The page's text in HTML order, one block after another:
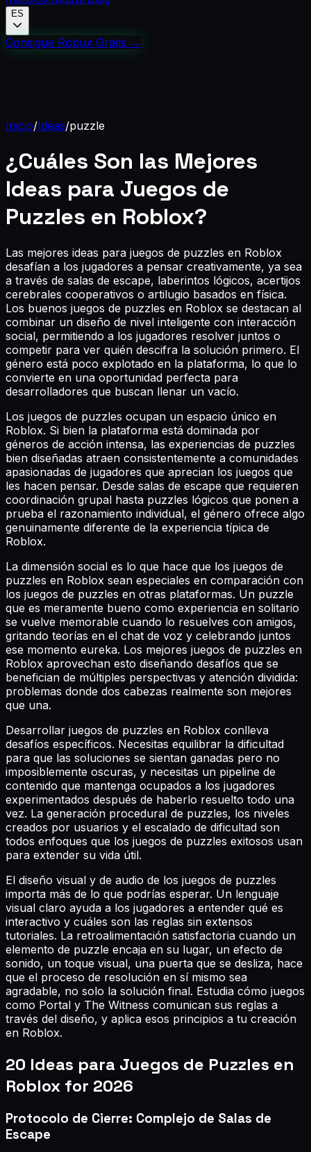
ES
Consigue Robux Gratis →
Inicio/Ideas/puzzle
¿Cuáles Son las Mejores
Ideas para Juegos de
Puzzles en Roblox?
Las mejores ideas para juegos de puzzles en Roblox
desafían a los jugadores a pensar creativamente, ya sea
a través de salas de escape, laberintos lógicos, acertijos
cerebrales cooperativos o artilugio basados en física.
Los buenos juegos de puzzles en Roblox se destacan al
combinar un diseño de nivel inteligente con interacción
social, permitiendo a los jugadores resolver juntos o
competir para ver quién descifra la solución primero. El
género está poco explotado en la plataforma, lo que lo
convierte en una oportunidad perfecta para
desarrolladores que buscan llenar un vacío.
Los juegos de puzzles ocupan un espacio único en
Roblox. Si bien la plataforma está dominada por
géneros de acción intensa, las experiencias de puzzles
bien diseñadas atraen consistentemente a comunidades
apasionadas de jugadores que aprecian los juegos que
les hacen pensar. Desde salas de escape que requieren
coordinación grupal hasta puzzles lógicos que ponen a
prueba el razonamiento individual, el género ofrece algo
genuinamente diferente de la experiencia típica de
Roblox.
La dimensión social es lo que hace que los juegos de
puzzles en Roblox sean especiales en comparación con
los juegos de puzzles en otras plataformas. Un puzzle
que es meramente bueno como experiencia en solitario
se vuelve memorable cuando lo resuelves con amigos,
gritando teorías en el chat de voz y celebrando juntos
ese momento eureka. Los mejores juegos de puzzles en
Roblox aprovechan esto diseñando desafíos que se
benefician de múltiples perspectivas y atención dividida:
problemas donde dos cabezas realmente son mejores
que una.
Desarrollar juegos de puzzles en Roblox conlleva
desafíos específicos. Necesitas equilibrar la dificultad
para que las soluciones se sientan ganadas pero no
imposiblemente oscuras, y necesitas un pipeline de
contenido que mantenga ocupados a los jugadores
experimentados después de haberlo resuelto todo una
vez. La generación procedural de puzzles, los niveles
creados por usuarios y el escalado de dificultad son
todos enfoques que los juegos de puzzles exitosos usan
para extender su vida útil.
El diseño visual y de audio de los juegos de puzzles
importa más de lo que podrías esperar. Un lenguaje
visual claro ayuda a los jugadores a entender qué es
interactivo y cuáles son las reglas sin extensos
tutoriales. La retroalimentación satisfactoria cuando un
elemento de puzzle encaja en su lugar, un efecto de
sonido, un toque visual, una puerta que se desliza, hace
que el proceso de resolución en sí mismo sea
agradable, no solo la solución final. Estudia cómo juegos
como Portal y The Witness comunican sus reglas a
través del diseño, y aplica esos principios a tu creación
en Roblox.
20 Ideas para Juegos de Puzzles en
Roblox for 2026
Protocolo de Cierre: Complejo de Salas de
Escape